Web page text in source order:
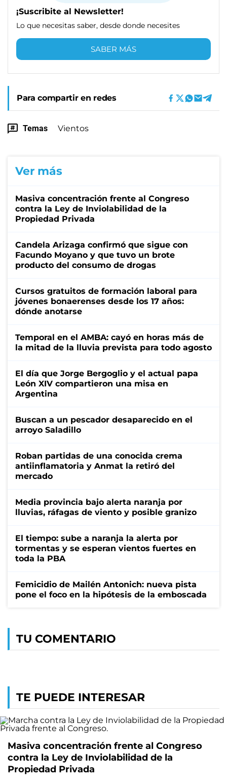
¡Suscribite al Newsletter!
Lo que necesitas saber, desde donde necesites
SABER MÁS
Para compartir en redes
Temas Vientos
Ver más
Masiva concentración frente al Congreso
contra la Ley de Inviolabilidad de la
Propiedad Privada
Candela Arizaga confirmó que sigue con
Facundo Moyano y que tuvo un brote
producto del consumo de drogas
Cursos gratuitos de formación laboral para
jóvenes bonaerenses desde los 17 años:
dónde anotarse
Temporal en el AMBA: cayó en horas más de
la mitad de la lluvia prevista para todo agosto
El día que Jorge Bergoglio y el actual papa
León XIV compartieron una misa en
Argentina
Buscan a un pescador desaparecido en el
arroyo Saladillo
Roban partidas de una conocida crema
antiinflamatoria y Anmat la retiró del
mercado
Media provincia bajo alerta naranja por
lluvias, ráfagas de viento y posible granizo
El tiempo: sube a naranja la alerta por
tormentas y se esperan vientos fuertes en
toda la PBA
Femicidio de Mailén Antonich: nueva pista
pone el foco en la hipótesis de la emboscada
TU COMENTARIO
TE PUEDE INTERESAR
Masiva concentración frente al Congreso
contra la Ley de Inviolabilidad de la
Propiedad Privada